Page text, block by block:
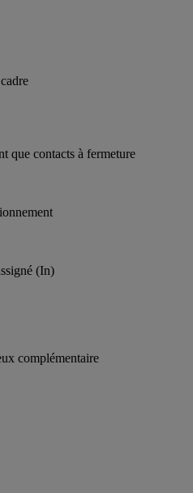
que contacts à fermeture
(In)
complémentaire